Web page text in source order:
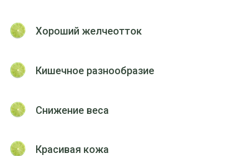
Хороший желчеотток
Кишечное разнообразие
Снижение веса
Красивая кожа